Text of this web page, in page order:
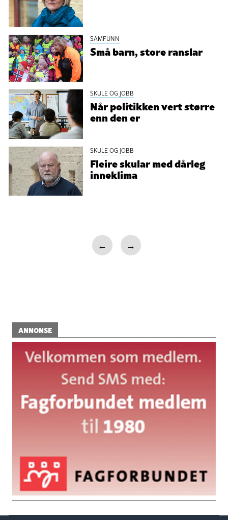
SAMFUNN
Små barn, store ranslar
SKULE OG JOBB
Når politikken vert større
enn den er
SKULE OG JOBB
Fleire skular med dårleg
inneklima
← →
ANNONSE